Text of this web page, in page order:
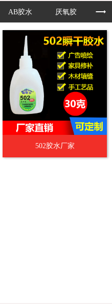
AB胶水 厌氧胶 UV
502胶水厂家